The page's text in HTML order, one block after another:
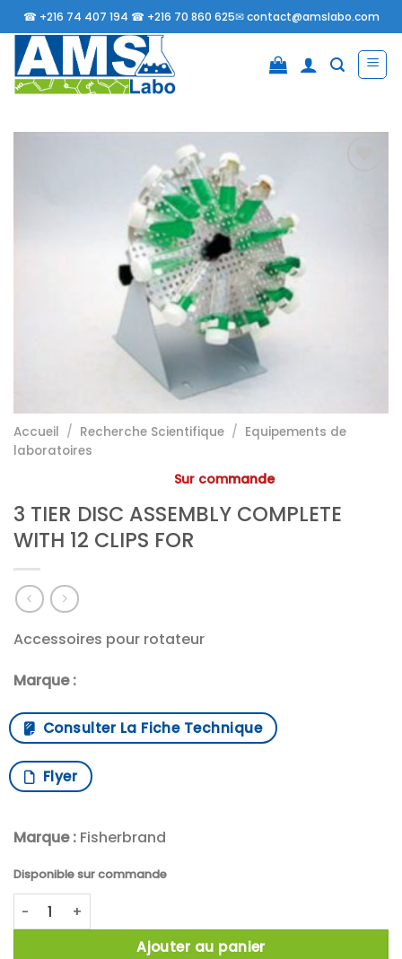
Passer
au
contenu
☎ +216 74 407 194 ☎ +216 70 860 625✉contact@amslabo.com
Accueil / Recherche Scientifique / Equipements de
laboratoires
Sur commande
3 TIER DISC ASSEMBLY COMPLETE
WITH 12 CLIPS FOR
Accessoires pour rotateur
Marque :
Consulter La Fiche Technique
Flyer
Marque : Fisherbrand
Disponible sur commande
quantité de 3 TIER DISC ASSEMBLY COMPLETE WITH 12
Ajouter au panier